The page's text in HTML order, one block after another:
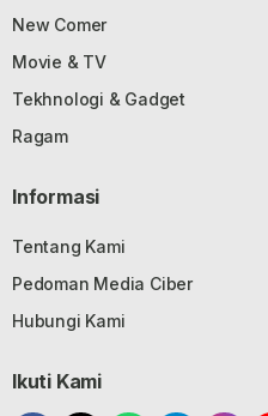
New Comer
Movie & TV
Tekhnologi & Gadget
Ragam
Informasi
Tentang Kami
Pedoman Media Ciber
Hubungi Kami
Ikuti Kami